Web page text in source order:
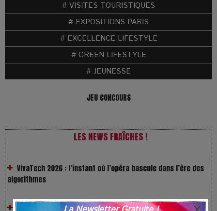
# VISITES TOURISTIQUES
# EXPOSITIONS PARIS
# EXCELLENCE LIFESTYLE
# GREEN LIFESTYLE
# JEUNESSE
JEU CONCOURS
LES NEWS FRAÎCHES !
Festivals : pourquoi les dérivés du chanvre gagnent en
popularité